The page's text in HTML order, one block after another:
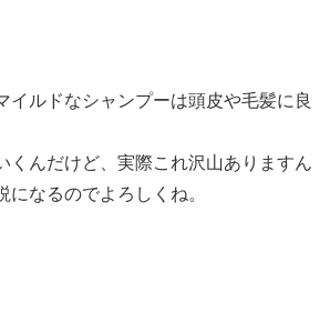
ルドなシャンプーは頭皮や毛髪に良
くんだけど、実際これ沢山ありますん
なるのでよろしくね。